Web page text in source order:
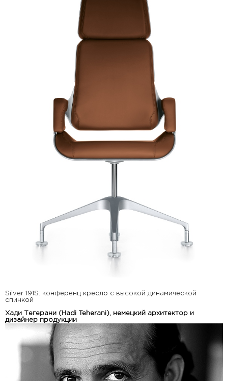
Silver 191S: конференц кресло с высокой динамической
спинкой
Хади Тегерани (Hadi Teherani), немецкий архитектор и
дизайнер продукции